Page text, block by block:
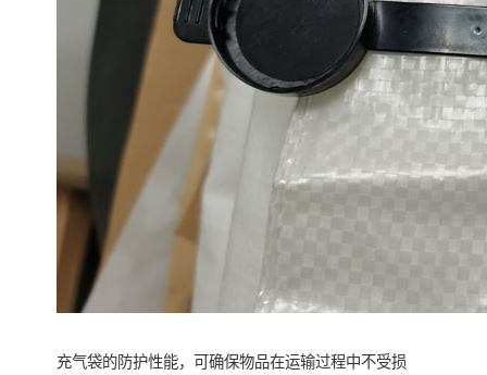
充气袋的防护性能，可确保物品在运输过程中不受损